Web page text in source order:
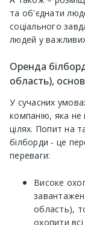
та об'єднати
соціального
людей у
Оренда
область),
У сучасних
компанію, яка не
цілях. Попит на
білборди - це
переваги:
Високе
область),
охопити